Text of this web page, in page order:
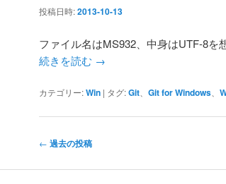
投稿日時:2013-10-13
ファイル名はMS932、中身はUTF-8を
続きを読む →
カテゴリー:Win | タグ:Git Git for Windows
投
← 過去の投稿